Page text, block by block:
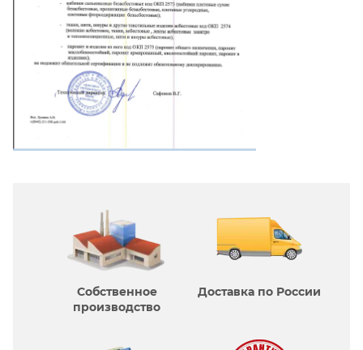
Собственное
производcтво
Доставка по России